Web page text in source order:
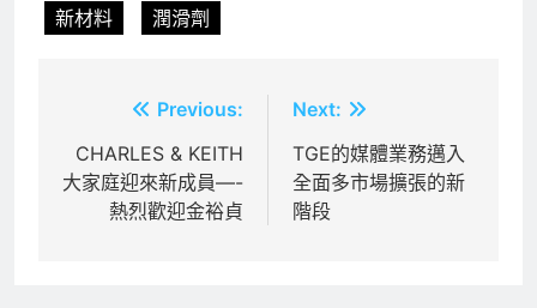
新材料
潤滑劑
章
導
Previous:
CHARLES & KEITH
大家庭迎來新成員—-
熱烈歡迎金裕貞
Next:
TGE的媒體業務邁入
全面多市場擴張的新
階段